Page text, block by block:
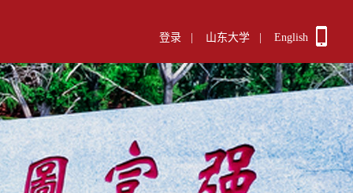
登录 山东大学 English